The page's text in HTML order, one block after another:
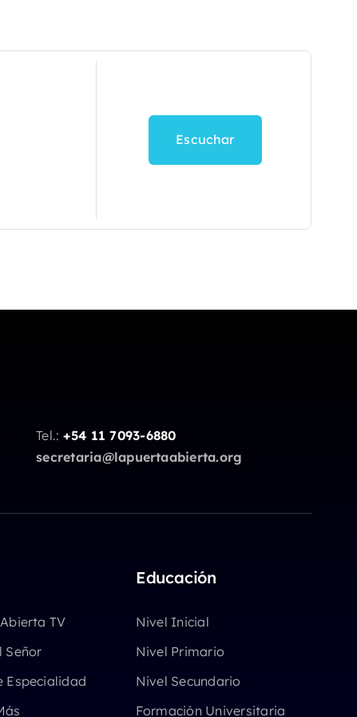
Escuchar
Tel.: +54 11 7093-6880
secretaria@lapuertaabierta.org
TV
Señor
Especialidad
Educación
Nivel Inicial
Nivel Primario
Nivel Secundario
Formación Universitaria